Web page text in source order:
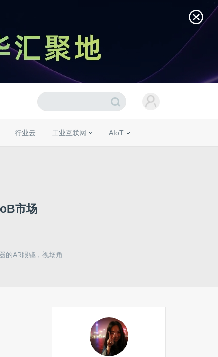
行业云 工业互联网 AIoT
市场
的AR眼镜，视场角